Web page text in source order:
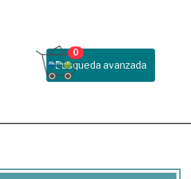
Busqueda avanzada
0